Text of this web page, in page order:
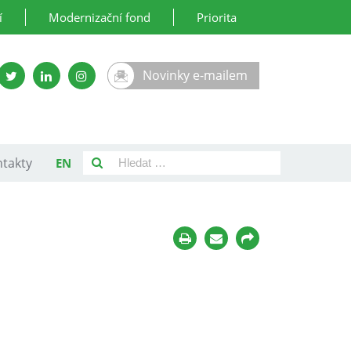
Modernizační fond Priorita
Novinky e-mailem
EN